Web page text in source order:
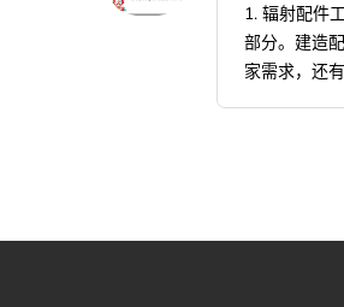
1. 辐射配件
部分。建造
家需求，还